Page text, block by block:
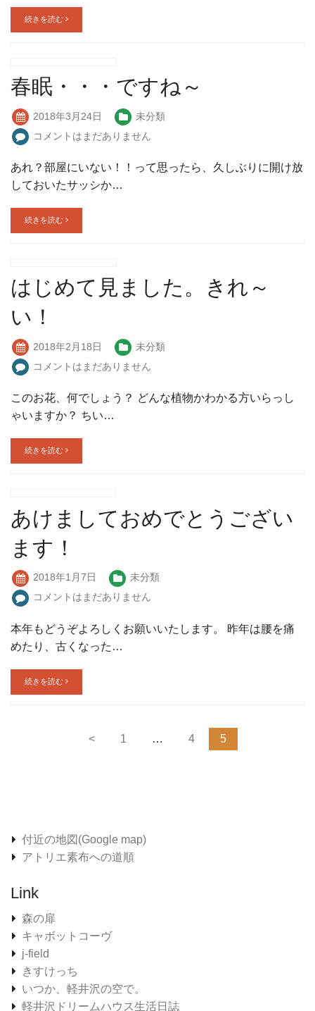
続きを読む
春眠・・・ですね～
2018年3月24日
未分類
コメントはまだありません
あれ？部屋にいない！！って思ったら、久しぶりに開け放
しておいたサッシか…
続きを読む
はじめて見ました。きれ～
い！
2018年2月18日
未分類
コメントはまだありません
このお花、何でしょう？ どんな植物かわかる方いらっし
ゃいますか？ ちい…
続きを読む
あけましておめでとうござい
ます！
2018年1月7日
未分類
コメントはまだありません
本年もどうぞよろしくお願いいたします。 昨年は腰を痛
めたり、古くなった…
続きを読む
< 1 … 4 5
付近の地図(Google map)
アトリエ素布への道順
Link
森の扉
キャボットコーヴ
j-field
きすけっち
いつか、軽井沢の空で。
軽井沢ドリームハウス生活日誌